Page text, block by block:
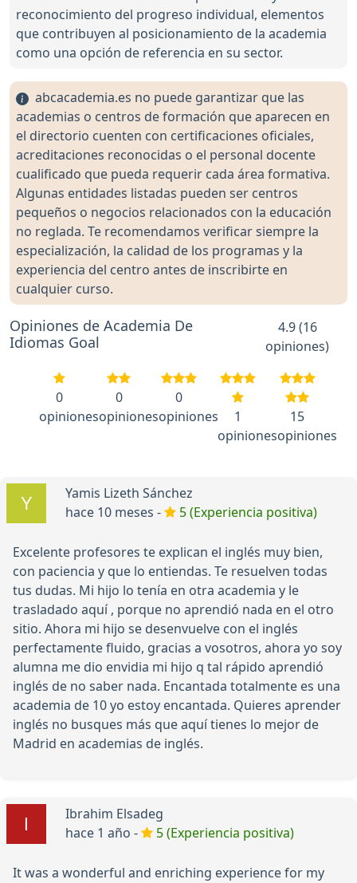
reconocimiento del progreso individual, elementos
que contribuyen al posicionamiento de la academia
como una opción de referencia en su sector.
abcacademia.es no puede garantizar que las
academias o centros de formación que aparecen en
el directorio cuenten con certificaciones oficiales,
acreditaciones reconocidas o el personal docente
cualificado que pueda requerir cada área formativa.
Algunas entidades listadas pueden ser centros
pequeños o negocios relacionados con la educación
no reglada. Te recomendamos verificar siempre la
especialización, la calidad de los programas y la
experiencia del centro antes de inscribirte en
cualquier curso.
Opiniones de Academia De
Idiomas Goal
4.9 (16
opiniones)
0
opiniones
0
opiniones
0
opiniones
1
opiniones
15
opiniones
Yamis Lizeth Sánchez
hace 10 meses -
5 (Experiencia positiva)
Excelente profesores te explican el inglés muy bien,
con paciencia y que lo entiendas. Te resuelven todas
tus dudas. Mi hijo lo tenía en otra academia y le
trasladado aquí , porque no aprendió nada en el otro
sitio. Ahora mi hijo se desenvuelve con el inglés
perfectamente fluido, gracias a vosotros, ahora yo soy
alumna me dio envidia mi hijo q tal rápido aprendió
inglés de no saber nada. Encantada totalmente es una
academia de 10 yo estoy encantada. Quieres aprender
inglés no busques más que aquí tienes lo mejor de
Madrid en academias de inglés.
Ibrahim Elsadeg
hace 1 año -
5 (Experiencia positiva)
It was a wonderful and enriching experience for my